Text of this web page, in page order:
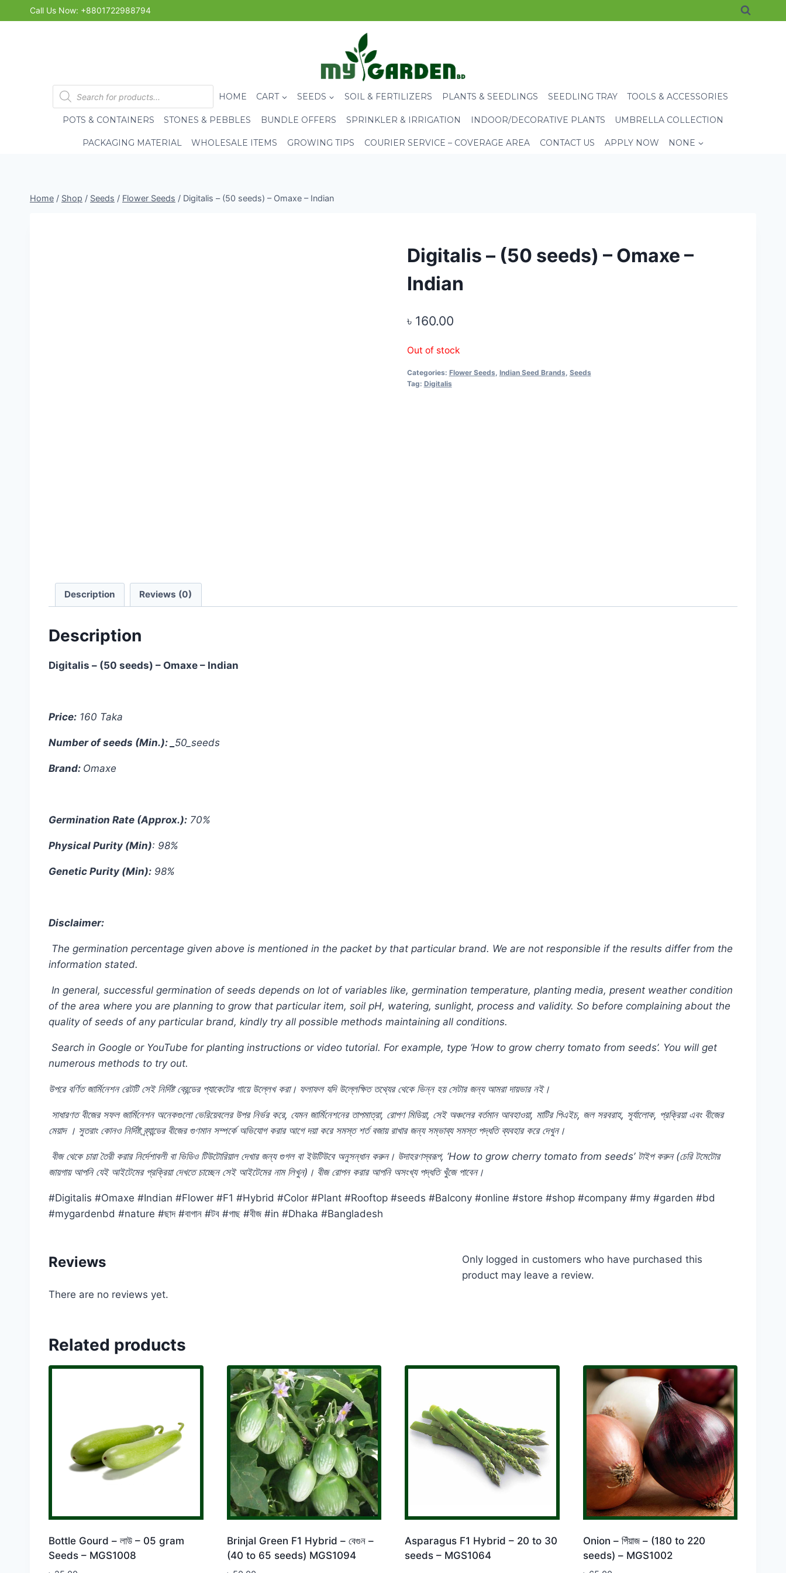
to
Call Us Now: +8801722988794
Products
search
HOME CART SEEDS SOIL & FERTILIZERS PLANTS & SEEDLINGS SEEDLING TRAY TOOLS & ACCESSORIES
POTS & CONTAINERS STONES & PEBBLES BUNDLE OFFERS SPRINKLER & IRRIGATION INDOOR/DECORATIVE PLANTS UMBRELLA COLLECTION
PACKAGING MATERIAL WHOLESALE ITEMS GROWING TIPS COURIER SERVICE – COVERAGE AREA CONTACT US APPLY NOW NONE
Home / Shop / Seeds / Flower Seeds / Digitalis – (50 seeds) – Omaxe – Indian
Digitalis – (50 seeds) – Omaxe –
Indian
৳ 160.00
Out of stock
Categories: Flower Seeds Indian Seed Brands Seeds
Tag: Digitalis
Description Reviews (0)
Description
Digitalis – (50 seeds) – Omaxe – Indian
Price: 160 Taka
Number of seeds (Min.): _ 50_ seeds
Brand: Omaxe
Germination Rate (Approx.): 70%
Physical Purity (Min): 98%
Genetic Purity (Min): 98%
Disclaimer:
The germination percentage given above is mentioned in the packet by that particular brand. We are not responsible if the results differ from the
information stated.
In general, successful germination of seeds depends on lot of variables like, germination temperature, planting media, present weather condition
of the area where you are planning to grow that particular item, soil pH, watering, sunlight, process and validity. So before complaining about the
quality of seeds of any particular brand, kindly try all possible methods maintaining all conditions.
Search in Google or YouTube for planting instructions or video tutorial. For example, type ‘How to grow cherry tomato from seeds’. You will get
numerous methods to try out.
উপরে বর্ণিত জার্মিনেশন রেটটি সেই নির্দিষ্ট ব্রেন্ডের প্যাকেটের গায়ে উল্লেখ করা। ফলাফল যদি উল্লেক্ষিত তথ্যের থেকে ভিন্ন হয় সেটার জন্য আমরা দায়ভার নই।
সাধারণত বীজের সফল জার্মিনেশন অনেকগুলো ভেরিয়েবলের উপর নির্ভর করে, যেমন জার্মিনেশনের তাপমাত্রা, রোপণ মিডিয়া, সেই অঞ্চলের বর্তমান আবহাওয়া, মাটির পিএইচ, জল সরবরাহ, সূর্যালোক, প্রক্রিয়া এবং বীজের
মেয়াদ । সুতরাং কোনও নির্দিষ্ট ব্র্যান্ডের বীজের গুণমান সম্পর্কে অভিযোগ করার আগে দয়া করে সমস্ত শর্ত বজায় রাখার জন্য সম্ভাব্য সমস্ত পদ্ধতি ব্যবহার করে দেখুন।
বীজ থেকে চারা তৈরী করার নির্দেশাবলী বা ভিডিও টিউটোরিয়াল দেখার জন্য গুগল বা ইউটিউবে অনুসন্ধান করুন। উদাহরণস্বরূপ, ‘How to grow cherry tomato from seeds’ টাইপ করুন (চেরি টমেটোর
জায়গায় আপনি যেই আইটেমের প্রক্রিয়া দেখতে চাচ্ছেন সেই আইটেমের নাম লিখুন) । বীজরোপন করার আপনি অসংখ্য পদ্ধতিখুঁজে পাবেন।
#Digitalis #Omaxe #Indian #Flower #F1 #Hybrid #Color #Plant #Rooftop #seeds #Balcony #online #store #shop #company #my #garden #bd
#mygardenbd #nature #ছাদ #বাগান #টব #গাছ #বীজ #in #Dhaka #Bangladesh
Reviews
There are no reviews yet.
Only logged in customers who have purchased this
product may leave a review.
Related products
Bottle Gourd – লাউ – 05 gram
Seeds – MGS1008
Brinjal Green F1 Hybrid – বেগুন –
(40 to 65 seeds) MGS1094
Asparagus F1 Hybrid – 20 to 30
seeds – MGS1064
Onion – পিঁয়াজ – (180 to 220
seeds) – MGS1002